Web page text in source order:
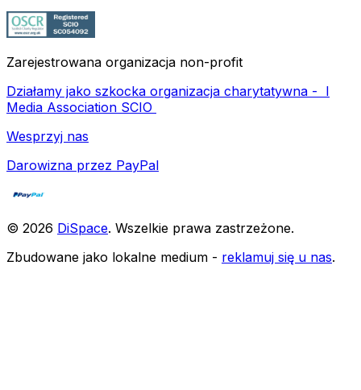
Zarejestrowana organizacja non-profit
Działamy jako szkocka organizacja charytatywna - I
Media Association SCIO
Wesprzyj nas
Darowizna przez PayPal
© 2026 DiSpace. Wszelkie prawa zastrzeżone.
Zbudowane jako lokalne medium - reklamuj się u nas.